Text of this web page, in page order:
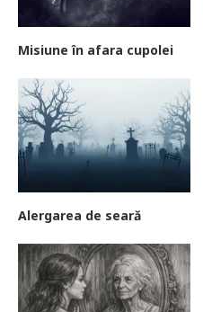
Misiune în afara cupolei
Alergarea de seară